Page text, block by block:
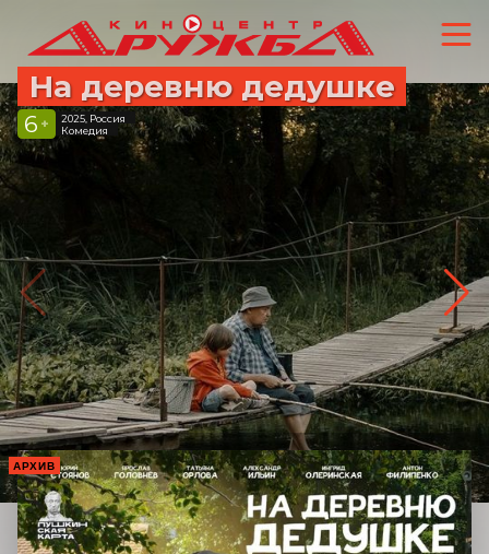
На деревню дедушке
6 +
2025, Россия
Комедия
АРХИВ